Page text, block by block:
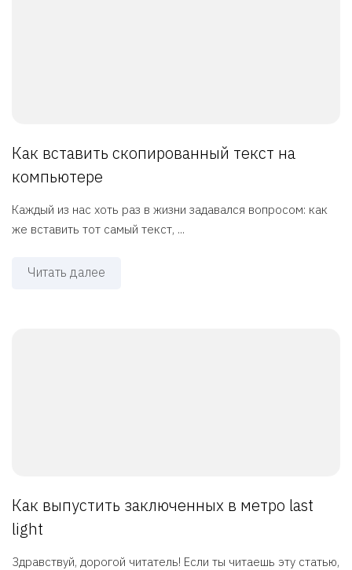
Как вставить скопированный текст на
компьютере
Каждый из нас хоть раз в жизни задавался вопросом: как
же вставить тот самый текст, ...
Читать далее
Как выпустить заключенных в метро last
light
Здравствуй, дорогой читатель! Если ты читаешь эту статью,